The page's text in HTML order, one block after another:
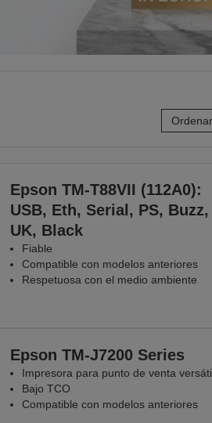
Epson TM-T88VII (112A0):
USB, Eth, Serial, PS, Buzz,
UK, Black
Fiable
Compatible con modelos anteriores
Respetuosa con el medio ambiente
Epson TM-J7200 Series
Impresora para punto de venta
Bajo TCO
Compatible con modelos anteriores